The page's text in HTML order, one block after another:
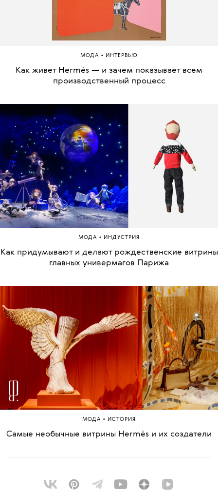
МОДА • ИНТЕРВЬЮ
Как живет Hermès — и зачем показывает всем
производственный процесс
МОДА • ИНДУСТРИЯ
Как придумывают и делают рождественские витрины
главных универмагов Парижа
МОДА • ИСТОРИЯ
Самые необычные витрины Hermès и их создатели